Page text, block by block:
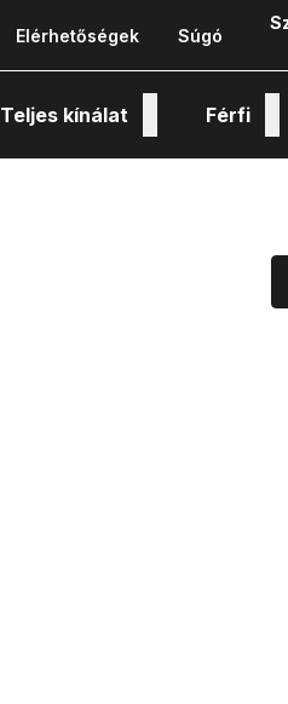
Elérhetőségek Súgó
Teljes kínálat Férfi